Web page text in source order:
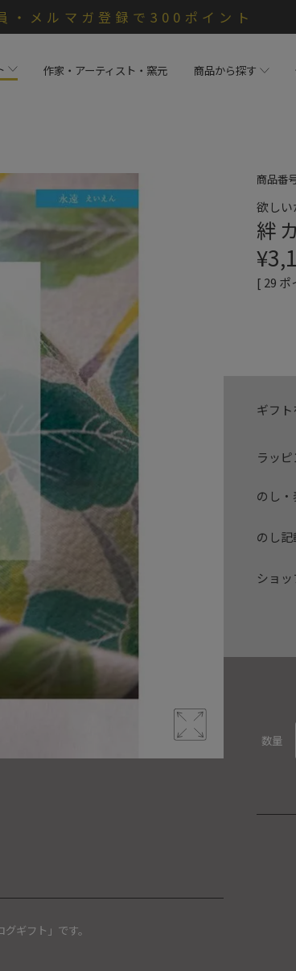
・メルマガ登録で300ポイント
作家・アーティスト・窯元 商品から探す
ギフト」です。
商品番
欲しい
絆
¥
[ 29 ポ
ギフ
ラッ
のし・
のし記
ショ
数量